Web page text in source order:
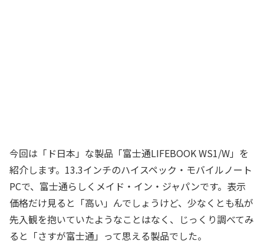
今回は「ド日本」な製品「富士通LIFEBOOK WS1/W」を
紹介します。13.3インチのハイスペック・モバイルノート
PCで、富士通らしくメイド・イン・ジャパンです。表示
価格だけ見ると「高い」んでしょうけど、少なくとも私が
先入観を抱いていたようなことはなく、じっくり調べてみ
ると「さすが富士通」って思える製品でした。